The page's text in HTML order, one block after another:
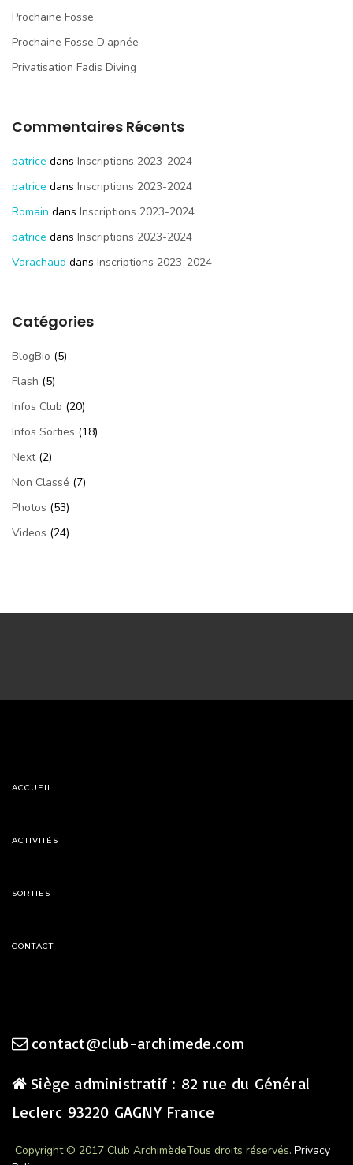
Prochaine Fosse
Prochaine Fosse D’apnée
Privatisation Fadis Diving
Commentaires Récents
patrice dans Inscriptions 2023-2024
patrice dans Inscriptions 2023-2024
Romain dans Inscriptions 2023-2024
patrice dans Inscriptions 2023-2024
Varachaud dans Inscriptions 2023-2024
Catégories
BlogBio (5)
Flash (5)
Infos Club (20)
Infos Sorties (18)
Next(2)
Non Classé (7)
Photos (53)
Videos (24)
ACCUEIL
ACTIVITÉS
SORTIES
CONTACT
contact@club-archimede.com
Siège administratif : 82 rue du Général
Leclerc 93220 GAGNY France
Copyright © 2017 Club ArchimèdeTous droits réservés. Privacy